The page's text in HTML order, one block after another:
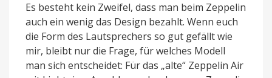
Es besteht kein Zweifel, dass man beim Zeppelin
auch ein wenig das Design bezahlt. Wenn euch
die Form des Lautsprechers so gut gefällt wie
mir, bleibt nur die Frage, für welches Modell
man sich entscheidet: Für das „alte“ Zeppelin Air